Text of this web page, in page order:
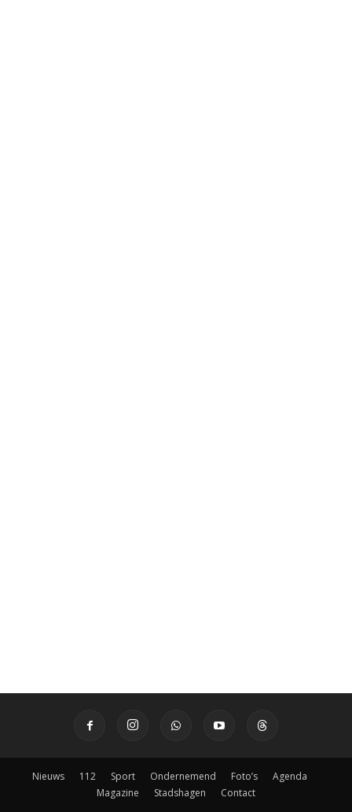
Nieuws 112 Sport Ondernemend Foto’s
Agenda
Magazine
Stadshagen Contact